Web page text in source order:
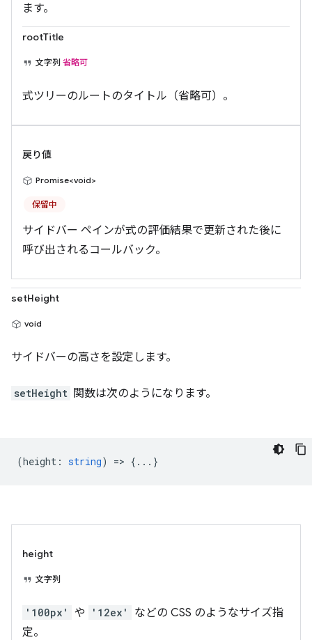
ます。
rootTitle
文字列 省略可
式ツリーのルートのタイトル（省略可）。
戻り値
Promise<void>
保留中
サイドバー ペインが式の評価結果で更新された後に
呼び出されるコールバック。
setHeight
void
サイドバーの高さを設定します。
setHeight 関数は次のようになります。
(height : string) => {...}
height
文字列
'100px' や '12ex'
などの CSS のようなサイズ指
定。